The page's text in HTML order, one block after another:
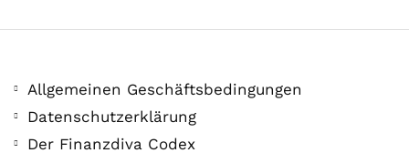
Allgemeinen Geschäftsbedingungen
Datenschutzerklärung
Der Finanzdiva Codex
COMMUNITY
Der Leserbrief der